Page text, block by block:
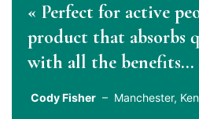
« Perfect for active
product that absorbs
with all the benefits…
Cody Fisher – Manchester,